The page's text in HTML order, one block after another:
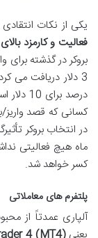
یکی از نکات
فعالیت و کارمزد بالای
درصد
کسانی که قصد واریز/
کسر خواهد شد.
پلتفرم های معاملاتی
آلپاری عمدتاً از